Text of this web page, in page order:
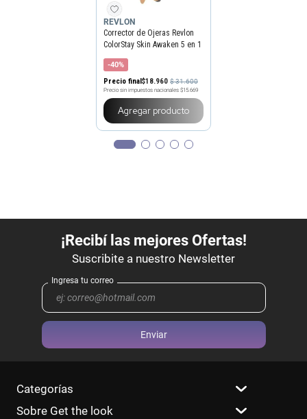
REVLON
Corrector de Ojeras Revlon
ColorStay Skin Awaken 5 en 1
x 8 ml
-40%
Precio final$18.960 $31.600
Precio sin impuestos nacionales $15.669
Agregar producto
Enviar
Categorías
Sobre Get the look